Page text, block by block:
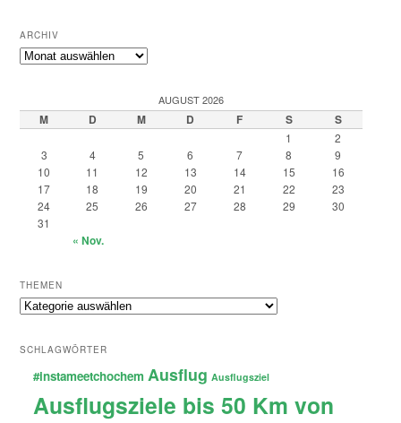
ARCHIV
Archiv
AUGUST 2026
M D M D F S S
1
2
3
4 5 6 7 8
9
10
11 12 13 14 15
16
17
18 19 20 21 22
23
24
25 26 27 28 29
30
31
« Nov.
THEMEN
Themen
SCHLAGWÖRTER
#instameetchochem Ausflug Ausflugsziel
Ausflugsziele bis 50 Km von